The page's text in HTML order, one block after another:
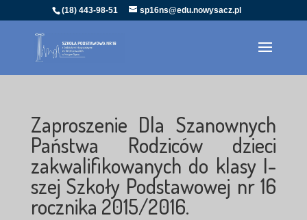
(18) 443-98-51 sp16ns@edu.nowysacz.pl
Zaproszenie Dla Szanownych
Państwa Rodziców dzieci
zakwalifikowanych do klasy I-
szej Szkoły Podstawowej nr 16
rocznika 2015/2016.